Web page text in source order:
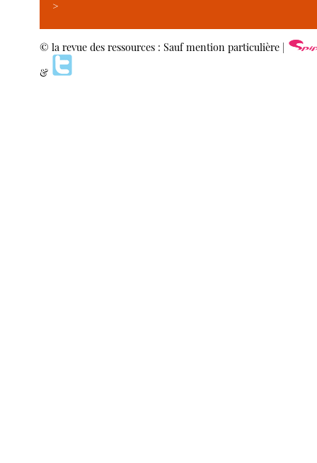
>
© la revue des ressources : Sauf mention particulière |
&